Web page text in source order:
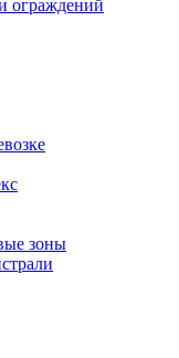
ограждений
зоны